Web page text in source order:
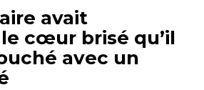
avait
cœur brisé qu’il
avec un